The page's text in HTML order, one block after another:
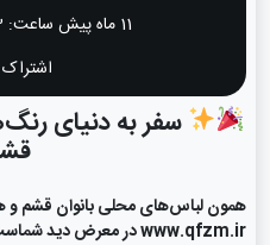
11 ماه پیش ساعت:
سفر به دنیای
همون لباس‌های محلی بانوان قشم و
www.qfzm.irدر معرض دید شماست